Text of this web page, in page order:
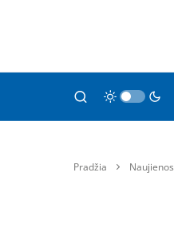
Pradžia Naujienos